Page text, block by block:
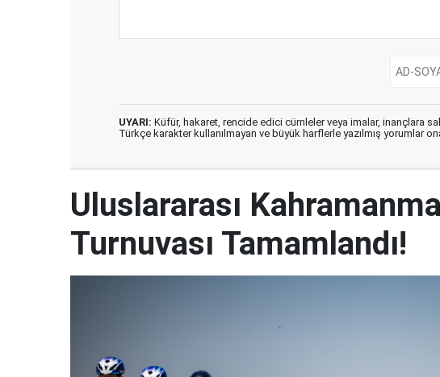
UYARI: Küfür, hakaret, rencide edici cümleler veya imalar, inançlara
Türkçe karakter kullanılmayan ve büyük harflerle yazılmış yorumlar
Uluslararası
Turnuvası Tamamlandı!